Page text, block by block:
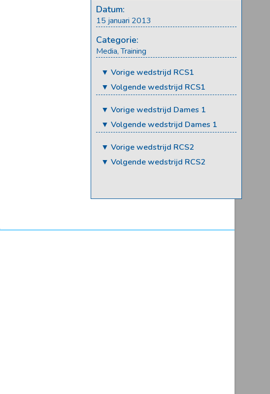
Datum:
15 januari 2013
Categorie:
Media,Training
▼ Vorige wedstrijd RCS1
▼ Volgende wedstrijd RCS1
▼ Vorige wedstrijd Dames 1
▼ Volgende wedstrijd Dames 1
▼ Vorige wedstrijd RCS2
▼ Volgende wedstrijd RCS2